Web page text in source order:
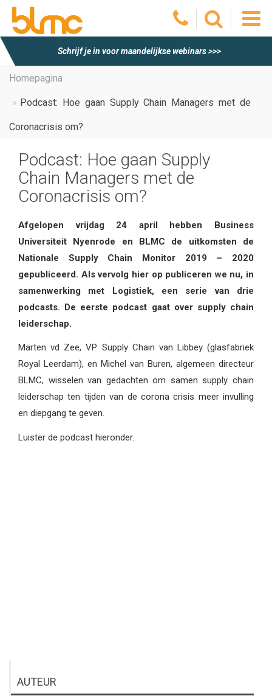
Schrijf je in voor maandelijkse webinars >>>
Homepagina
Podcast: Hoe gaan Supply Chain Managers met de
Coronacrisis om?
Podcast: Hoe gaan Supply
Chain Managers met de
Coronacrisis om?
Afgelopen vrijdag 24 april hebben Business
Universiteit Nyenrode en BLMC de uitkomsten de
Nationale Supply Chain Monitor 2019 – 2020
gepubliceerd. Als vervolg hier op publiceren we nu, in
samenwerking met Logistiek, een serie van drie
podcasts. De eerste podcast gaat over supply chain
leiderschap.
Marten vd Zee, VP Supply Chain van Libbey (glasfabriek
Royal Leerdam), en Michel van Buren, algemeen directeur
BLMC, wisselen van gedachten om samen supply chain
leiderschap ten tijden van de corona crisis meer invulling
en diepgang te geven.
Luister de podcast hieronder.
AUTEUR